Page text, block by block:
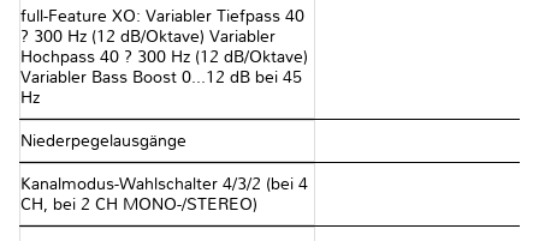
full-Feature XO: Variabler Tiefpass 40
? 300 Hz (12 dB/Oktave) Variabler
Hochpass 40 ? 300 Hz (12 dB/Oktave)
Variabler Bass Boost 0...12 dB bei 45
Hz
Niederpegelausgänge
Kanalmodus-Wahlschalter 4/3/2 (bei 4
CH, bei 2 CH MONO-/STEREO)